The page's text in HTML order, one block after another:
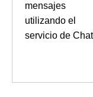
mensajes
utilizando el
servicio de Chat